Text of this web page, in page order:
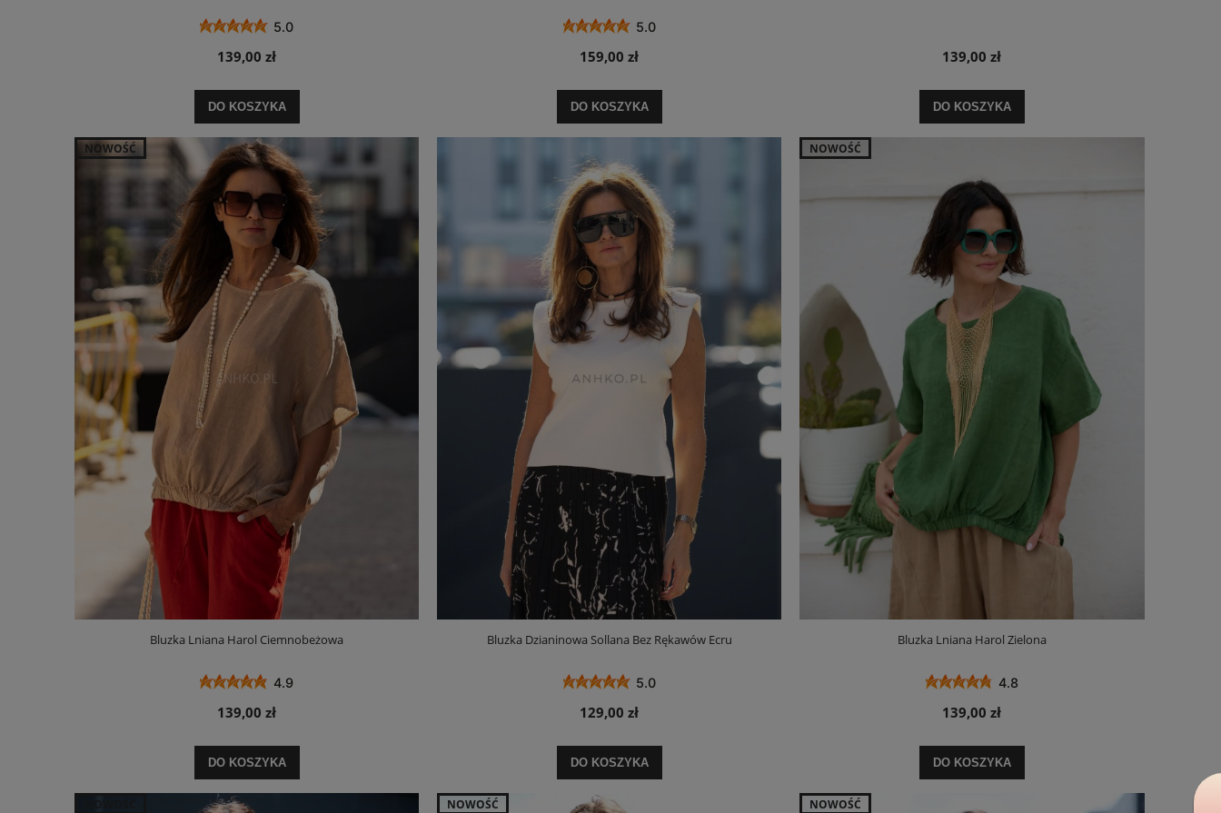
5.0
139,00 zł
DO KOSZYKA
5.0
159,00 zł
DO KOSZYKA
139,00 zł
DO KOSZYKA
Bluzka Lniana Harol Ciemnobeżowa
4.9
139,00 zł
DO KOSZYKA
NOWOŚĆ
Bluzka Dzianinowa Sollana Bez Rękawów Ecru
5.0
129,00 zł
DO KOSZYKA
Bluzka Lniana Harol Zielona
4.8
139,00 zł
DO KOSZYKA
NOWOŚĆ
NOWOŚĆ NOWOŚĆ